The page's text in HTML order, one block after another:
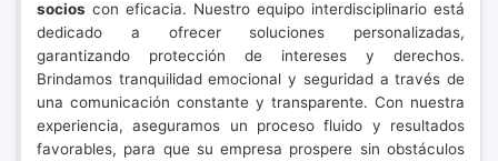
socios con eficacia. Nuestro equipo interdisciplinario está
dedicado a ofrecer soluciones personalizadas,
garantizando protección de intereses y derechos.
Brindamos tranquilidad emocional y seguridad a través de
una comunicación constante y transparente. Con nuestra
experiencia, aseguramos un proceso fluido y resultados
favorables, para que su empresa prospere sin obstáculos